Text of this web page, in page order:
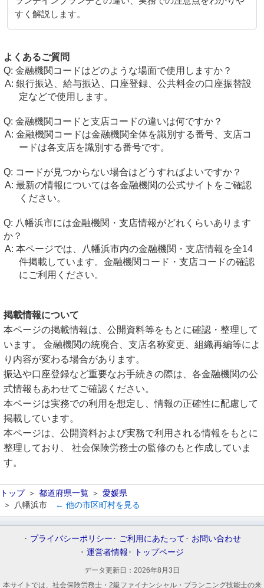
すく解説します。
よくあるご質問
金融機関コードはどのような場面で使用しますか？
銀行振込、給与振込、口座登録、公共料金の口座振替設
定などで使用します。
金融機関コードと支店コードの違いは何ですか？
金融機関コードは金融機関全体を識別する番号、支店コ
ードは各支店を識別する番号です。
コードが見つからない場合はどうすればよいですか？
最新の情報については各金融機関の公式サイトをご確認
ください。
八幡浜市には金融機関・支店情報がどれくらいあります
か？
本ページでは、八幡浜市内の金融機関・支店情報を全14
件掲載しています。金融機関コード・支店コードの確認
にご利用ください。
掲載情報について
本ページの掲載情報は、公開資料等をもとに確認・整理して
います。 金融機関の統廃合、支店名称変更、組織再編等によ
り内容が変わる場合があります。
振込や口座登録など重要なお手続きの際は、各金融機関の公
式情報もあわせてご確認ください。
本ページは実務での利用を想定し、情報の正確性に配慮して
掲載しています。
本ページは、公開資料および実務で利用される情報をもとに
整理しており、 社会保険労務士の監修のもと作成していま
す。
トップ 都道府県一覧
愛媛県
八幡浜市
← 他の市区町村を見る
プライバシーポリシー ご利用にあたって
お問い合わせ
運営者情報
トップページ
データ更新日： 2026年8月3日
本サイトでは、社会保険労務士・2級ファイナンシャル・プランニング技能士の来